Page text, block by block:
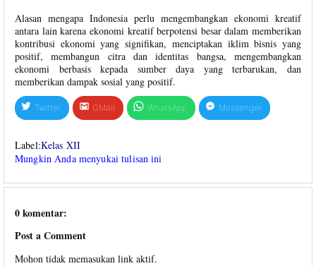
Alasan mengapa Indonesia perlu mengembangkan ekonomi kreatif
antara lain karena ekonomi kreatif berpotensi besar dalam memberikan
kontribusi ekonomi yang signifikan, menciptakan iklim bisnis yang
positif, membangun citra dan identitas bangsa, mengembangkan
ekonomi berbasis kepada sumber daya yang terbarukan, dan
memberikan dampak sosial yang positif.
Twitter GMail WhatsApp Messenger
Label:Kelas XII
Mungkin Anda menyukai tulisan ini
0 komentar:
Post a Comment
Mohon tidak memasukan link aktif.